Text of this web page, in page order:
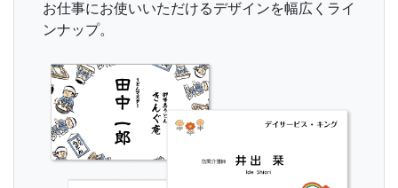
お仕事にお使いいただけるデザインを幅広くライ
ンナップ。